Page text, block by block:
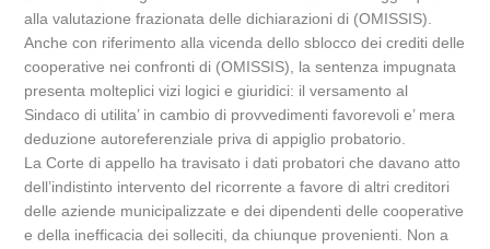
alla valutazione frazionata delle dichiarazioni di (OMISSIS).
Anche con riferimento alla vicenda dello sblocco dei crediti delle
cooperative nei confronti di (OMISSIS), la sentenza impugnata
presenta molteplici vizi logici e giuridici: il versamento al
Sindaco di utilita’ in cambio di provvedimenti favorevoli e’ mera
deduzione autoreferenziale priva di appiglio probatorio.
La Corte di appello ha travisato i dati probatori che davano atto
dell’indistinto intervento del ricorrente a favore di altri creditori
delle aziende municipalizzate e dei dipendenti delle cooperative
e della inefficacia dei solleciti, da chiunque provenienti. Non a